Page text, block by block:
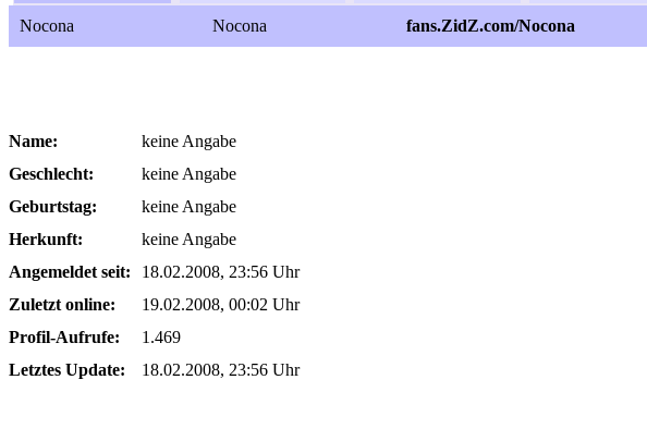
Nocona
Nocona fans.ZidZ.com/Nocona
Name:
keine Angabe
Geschlecht:
keine Angabe
Geburtstag:
keine Angabe
Herkunft:
keine Angabe
Angemeldet seit:
18.02.2008, 23:56 Uhr
Zuletzt online:
19.02.2008, 00:02 Uhr
Profil-Aufrufe:
1.469
Letztes Update:
18.02.2008, 23:56 Uhr